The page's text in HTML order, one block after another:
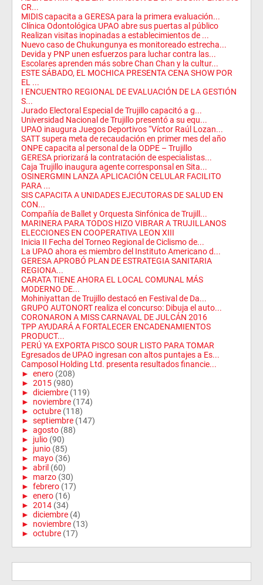
CR...
MIDIS capacita a GERESA para la primera evaluación...
Clínica Odontológica UPAO abre sus puertas al público
Realizan visitas inopinadas a establecimientos de ...
Nuevo caso de Chukungunya es monitoreado estrecha...
Devida y PNP unen esfuerzos para luchar contra las...
Escolares aprenden más sobre Chan Chan y la cultur...
ESTE SÁBADO, EL MOCHICA PRESENTA CENA SHOW POR
EL ...
I ENCUENTRO REGIONAL DE EVALUACIÓN DE LA GESTIÓN
S...
Jurado Electoral Especial de Trujillo capacitó a g...
Universidad Nacional de Trujillo presentó a su equ...
UPAO inaugura Juegos Deportivos “Víctor Raúl Lozan...
SATT supera meta de recaudación en primer mes del año
ONPE capacita al personal de la ODPE – Trujillo
GERESA priorizará la contratación de especialistas...
Caja Trujillo inaugura agente corresponsal en Sita...
OSINERGMIN LANZA APLICACIÓN CELULAR FACILITO
PARA ...
SIS CAPACITA A UNIDADES EJECUTORAS DE SALUD EN
CON...
Compañía de Ballet y Orquesta Sinfónica de Trujill...
MARINERA PARA TODOS HIZO VIBRAR A TRUJILLANOS
ELECCIONES EN COOPERATIVA LEON XIII
Inicia II Fecha del Torneo Regional de Ciclismo de...
La UPAO ahora es miembro del Instituto Americano d...
GERESA APROBÓ PLAN DE ESTRATEGIA SANITARIA
REGIONA...
CARATA TIENE AHORA EL LOCAL COMUNAL MÁS
MODERNO DE...
Mohiniyattan de Trujillo destacó en Festival de Da...
GRUPO AUTONORT realiza el concurso: Dibuja el auto...
CORONARON A MISS CARNAVAL DE JULCÁN 2016
TPP AYUDARÁ A FORTALECER ENCADENAMIENTOS
PRODUCT...
PERÚ YA EXPORTA PISCO SOUR LISTO PARA TOMAR
Egresados de UPAO ingresan con altos puntajes a Es...
Camposol Holding Ltd. presenta resultados financie...
► enero (208)
► 2015 (980)
► diciembre (119)
► noviembre (174)
► octubre (118)
► septiembre (147)
► agosto (88)
► julio (90)
► junio (85)
► mayo (36)
► abril (60)
► marzo (30)
► febrero (17)
► enero (16)
► 2014 (34)
► diciembre (4)
► noviembre (13)
► octubre (17)